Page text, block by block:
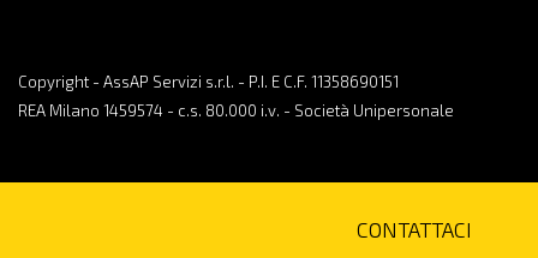
Copyright - AssAP Servizi s.r.l. - P.I. E C.F. 11358690151
REA Milano 1459574 - c.s. 80.000 i.v. - Società Unipersonale
CONTATTACI